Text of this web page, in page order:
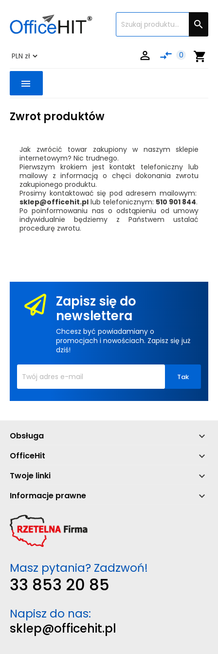

shopping_cart
compare_arrows 0

menu
Zwrot produktów
Jak zwrócić towar zakupiony w naszym sklepie
internetowym? Nic trudnego.
Pierwszym krokiem jest kontakt telefoniczny lub
mailowy z informacją o chęci dokonania zwrotu
zakupionego produktu.
Prosimy kontaktować się pod adresem mailowym:
sklep@officehit.pl lub telefonicznym: 510 901 844.
Po poinformowaniu nas o odstąpieniu od umowy
indywidualnie będziemy z Państwem ustalać
procedurę zwrotu.
Zapisz się do
newslettera
Chcesz być powiadamiany o
promocjach i nowościach. Zapisz się już
dziś!
Obsługa 
OfficeHit 
Twoje linki 
Informacje prawne 
Masz pytania? Zadzwoń!
33 853 20 85
Napisz do nas:
sklep@officehit.pl